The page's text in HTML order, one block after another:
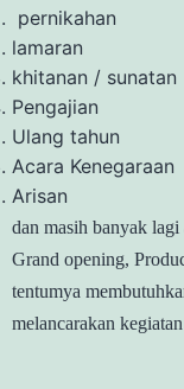
pernikahan
lamaran
khitanan / sunatan
Pengajian
Ulang tahun
Acara Kenegaraan
Arisan
dan masih banyak
Grand opening,
tentumya
melancarakan